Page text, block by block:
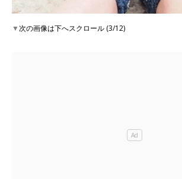
▼次の画像は下へスクロール (3/12)